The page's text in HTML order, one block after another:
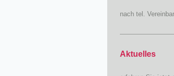
nach tel.
Aktuelles